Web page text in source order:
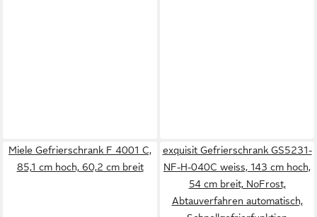
Miele Gefrierschrank F 4001 C,
85,1 cm hoch, 60,2 cm breit
exquisit Gefrierschrank GS5231-
NF-H-040C weiss, 143 cm hoch,
54 cm breit, NoFrost,
Abtauverfahren automatisch,